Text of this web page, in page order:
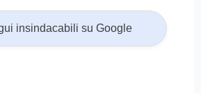
insindacabili su Google